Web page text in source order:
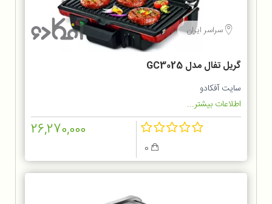
سراسر ایران
گریل تفال مدل GC3025
سایت آفکادو
اطلاعات بیشتر...
26,270,000